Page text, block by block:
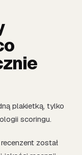
plakietką, tylko
scoringu.
został